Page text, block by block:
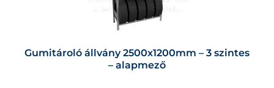
Gumitároló állvány 2500x1200mm – 3 szintes
– alapmező